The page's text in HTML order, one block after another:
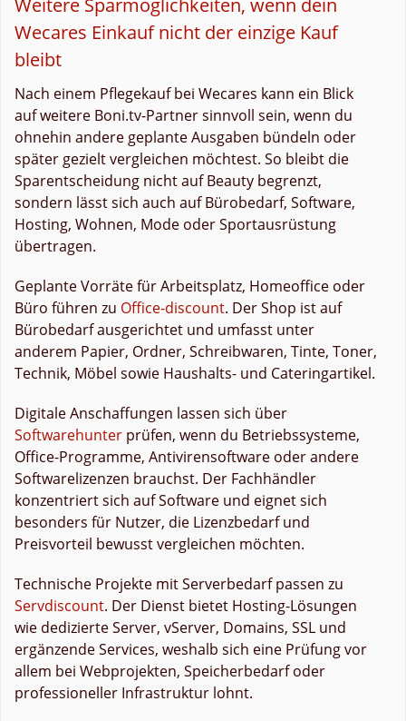
Wecares Einkauf nicht der einzige Kauf
bleibt
Nach einem Pflegekauf bei Wecares kann ein Blick
auf weitere Boni.tv-Partner sinnvoll sein, wenn du
ohnehin andere geplante Ausgaben bündeln oder
später gezielt vergleichen möchtest. So bleibt die
Sparentscheidung nicht auf Beauty begrenzt,
sondern lässt sich auch auf Bürobedarf, Software,
Hosting, Wohnen, Mode oder Sportausrüstung
übertragen.
Geplante Vorräte für Arbeitsplatz, Homeoffice oder
Büro führen zu Office-discount. Der Shop ist auf
Bürobedarf ausgerichtet und umfasst unter
anderem Papier, Ordner, Schreibwaren, Tinte, Toner,
Technik, Möbel sowie Haushalts- und Cateringartikel.
Digitale Anschaffungen lassen sich über
Softwarehunter prüfen, wenn du Betriebssysteme,
Office-Programme, Antivirensoftware oder andere
Softwarelizenzen brauchst. Der Fachhändler
konzentriert sich auf Software und eignet sich
besonders für Nutzer, die Lizenzbedarf und
Preisvorteil bewusst vergleichen möchten.
Technische Projekte mit Serverbedarf passen zu
Servdiscount. Der Dienst bietet Hosting-Lösungen
wie dedizierte Server, vServer, Domains, SSL und
ergänzende Services, weshalb sich eine Prüfung vor
allem bei Webprojekten, Speicherbedarf oder
professioneller Infrastruktur lohnt.